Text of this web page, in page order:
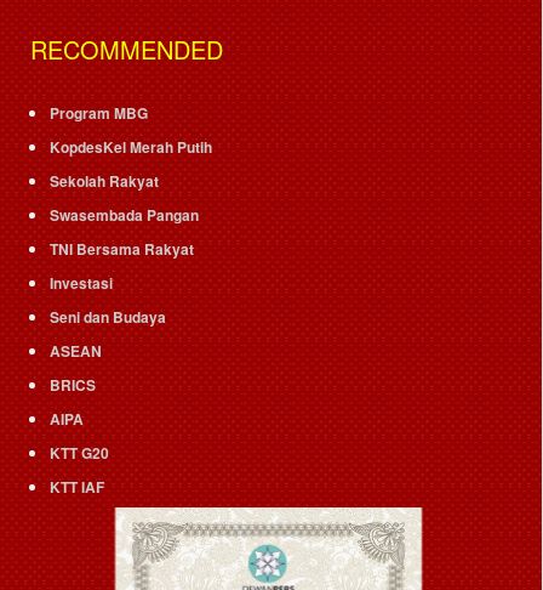
RECOMMENDED
Program MBG
KopdesKel Merah Putih
Sekolah Rakyat
Swasembada Pangan
TNI Bersama Rakyat
Investasi
Seni dan Budaya
ASEAN
BRICS
AIPA
KTT G20
KTT IAF